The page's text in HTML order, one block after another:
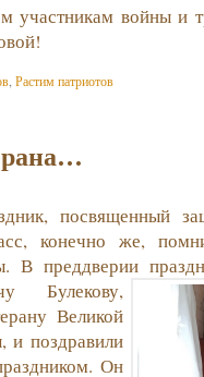
участникам войны и
Растим патриотов
посвященный
конечно же,
В преддверии
Булекову,
Великой
и поздравили
Он